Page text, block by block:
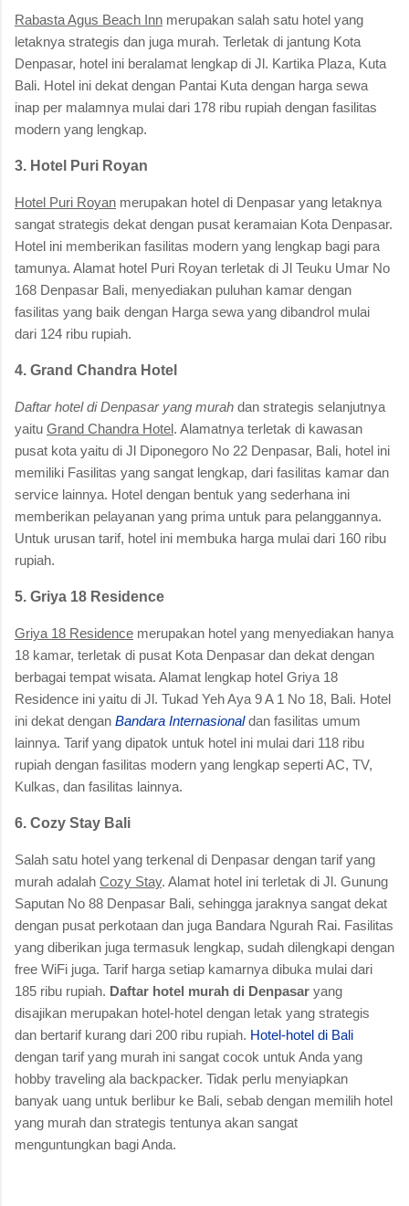
Rabasta Agus Beach Inn merupakan salah satu hotel yang
letaknya strategis dan juga murah. Terletak di jantung Kota
Denpasar, hotel ini beralamat lengkap di Jl. Kartika Plaza, Kuta
Bali. Hotel ini dekat dengan Pantai Kuta dengan harga sewa
inap per malamnya mulai dari 178 ribu rupiah dengan fasilitas
modern yang lengkap.
3. Hotel Puri Royan
Hotel Puri Royan merupakan hotel di Denpasar yang letaknya
sangat strategis dekat dengan pusat keramaian Kota Denpasar.
Hotel ini memberikan fasilitas modern yang lengkap bagi para
tamunya. Alamat hotel Puri Royan terletak di Jl Teuku Umar No
168 Denpasar Bali, menyediakan puluhan kamar dengan
fasilitas yang baik dengan Harga sewa yang dibandrol mulai
dari 124 ribu rupiah.
4. Grand Chandra Hotel
Daftar hotel di Denpasar yang murah dan strategis selanjutnya
yaitu Grand Chandra Hotel. Alamatnya terletak di kawasan
pusat kota yaitu di Jl Diponegoro No 22 Denpasar, Bali, hotel ini
memiliki Fasilitas yang sangat lengkap, dari fasilitas kamar dan
service lainnya. Hotel dengan bentuk yang sederhana ini
memberikan pelayanan yang prima untuk para pelanggannya.
Untuk urusan tarif, hotel ini membuka harga mulai dari 160 ribu
rupiah.
5. Griya 18 Residence
Griya 18 Residence merupakan hotel yang menyediakan hanya
18 kamar, terletak di pusat Kota Denpasar dan dekat dengan
berbagai tempat wisata. Alamat lengkap hotel Griya 18
Residence ini yaitu di Jl. Tukad Yeh Aya 9 A 1 No 18, Bali. Hotel
ini dekat dengan Bandara Internasionaldan fasilitas umum
lainnya. Tarif yang dipatok untuk hotel ini mulai dari 118 ribu
rupiah dengan fasilitas modern yang lengkap seperti AC, TV,
Kulkas, dan fasilitas lainnya.
6. Cozy Stay Bali
Salah satu hotel yang terkenal di Denpasar dengan tarif yang
murah adalah Cozy Stay. Alamat hotel ini terletak di Jl. Gunung
Saputan No 88 Denpasar Bali, sehingga jaraknya sangat dekat
dengan pusat perkotaan dan juga Bandara Ngurah Rai. Fasilitas
yang diberikan juga termasuk lengkap, sudah dilengkapi dengan
free WiFi juga. Tarif harga setiap kamarnya dibuka mulai dari
185 ribu rupiah. Daftar hotel murah di Denpasar yang
disajikan merupakan hotel-hotel dengan letak yang strategis
dan bertarif kurang dari 200 ribu rupiah. Hotel-hotel di Bali
dengan tarif yang murah ini sangat cocok untuk Anda yang
hobby traveling ala backpacker. Tidak perlu menyiapkan
banyak uang untuk berlibur ke Bali, sebab dengan memilih hotel
yang murah dan strategis tentunya akan sangat
menguntungkan bagi Anda.